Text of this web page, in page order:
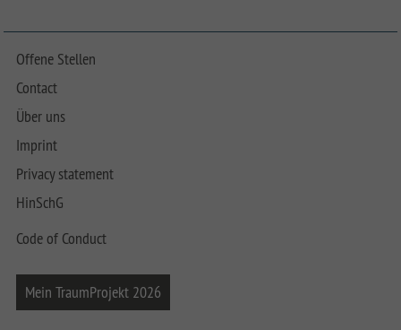
Offene Stellen
Contact
Über uns
Imprint
Privacy statement
HinSchG
Code of Conduct
Mein TraumProjekt 2026